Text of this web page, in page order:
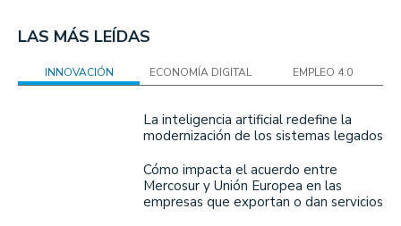
LAS MÁS LEÍDAS
INNOVACIÓN ECONOMÍA DIGITAL EMPLEO 4.0
La inteligencia artificial redefine la
modernización de los sistemas legados
Cómo impacta el acuerdo entre
Mercosur y Unión Europea en las
empresas que exportan o dan servicios